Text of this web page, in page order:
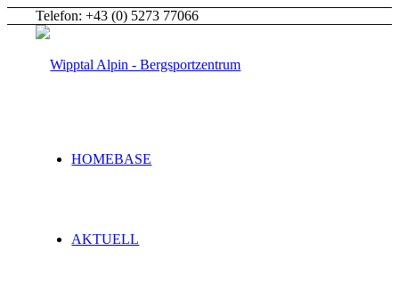
Telefon: +43 (0) 5273 77066
HOMEBASE
AKTUELL